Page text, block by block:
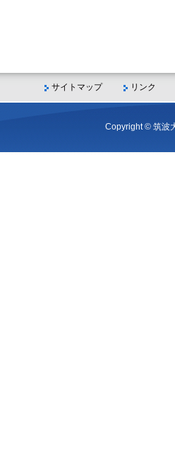
サイトマップ リンク
Copyright © 筑波